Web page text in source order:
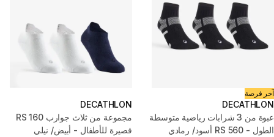
آخر فرصة
DECATHLON
عبوة من 3 شرابات رياضية متوسطة
الطول - RS 560 أسود/ رمادي
DECATHLON
مجموعة من ثلاث جوارب RS 160
قصيرة للأطفال - أبيض/ نيلي